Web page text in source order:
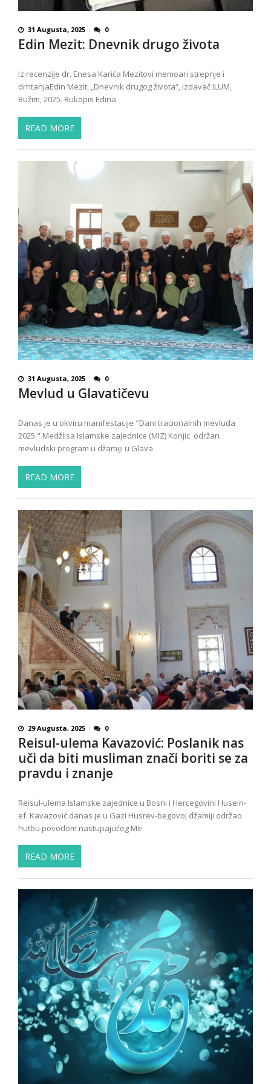
31 Augusta, 2025 0
Edin Mezit: Dnevnik drugo života
Iz recenzije dr. Enesa Karića Mezitovi memoari strepnje i
drhtanjaEdin Mezit: „Dnevnik drugog života“, izdavač ILUM,
Bužim, 2025. Rukopis Edina
READ MORE
31 Augusta, 2025 0
Mevlud u Glavatičevu
Danas je u okviru manifestacije "Dani tracionalnih mevluda
2025." Medžlisa Islamske zajednice (MIZ) Konjic održan
mevludski program u džamiji u Glava
READ MORE
29 Augusta, 2025 0
Reisul-ulema Kavazović: Poslanik nas
uči da biti musliman znači boriti se za
pravdu i znanje
Reisul-ulema Islamske zajednice u Bosni i Hercegovini Husein-
ef. Kavazović danas je u Gazi Husrev-begovoj džamiji održao
hutbu povodom nastupajućeg Me
READ MORE